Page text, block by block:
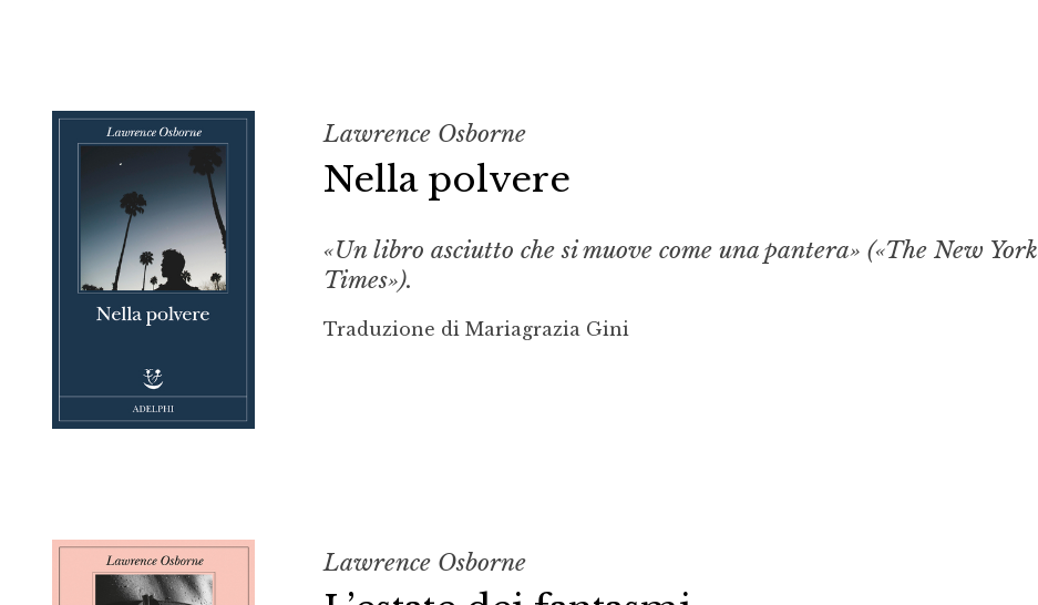
Lawrence Osborne
Nella polvere
«Un libro asciutto che si muove come una pantera» («The New York
Times»).
Traduzione di Mariagrazia Gini
Lawrence Osborne